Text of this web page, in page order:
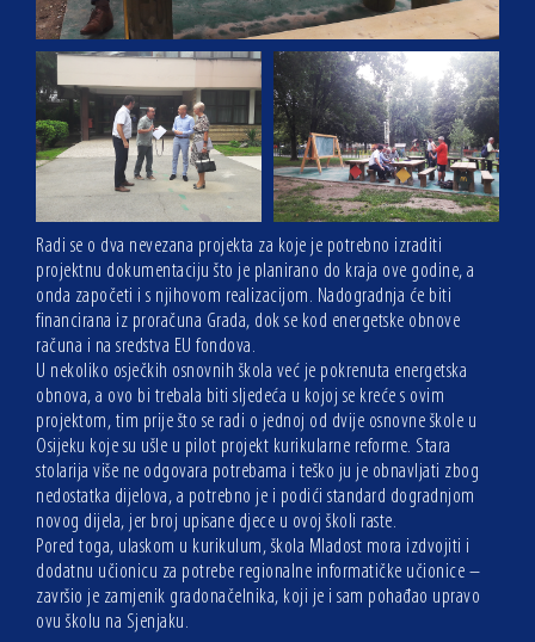
Radi se o dva nevezana projekta za koje je potrebno izraditi
projektnu dokumentaciju što je planirano do kraja ove godine, a
onda započeti i s njihovom realizacijom. Nadogradnja će biti
financirana iz proračuna Grada, dok se kod energetske obnove
računa i na sredstva EU fondova.
U nekoliko osječkih osnovnih škola već je pokrenuta energetska
obnova, a ovo bi trebala biti sljedeća u kojoj se kreće s ovim
projektom, tim prije što se radi o jednoj od dvije osnovne škole u
Osijeku koje su ušle u pilot projekt kurikularne reforme. Stara
stolarija više ne odgovara potrebama i teško ju je obnavljati zbog
nedostatka dijelova, a potrebno je i podići standard dogradnjom
novog dijela, jer broj upisane djece u ovoj školi raste.
Pored toga, ulaskom u kurikulum, škola Mladost mora izdvojiti i
dodatnu učionicu za potrebe regionalne informatičke učionice –
završio je zamjenik gradonačelnika, koji je i sam pohađao upravo
ovu školu na Sjenjaku.